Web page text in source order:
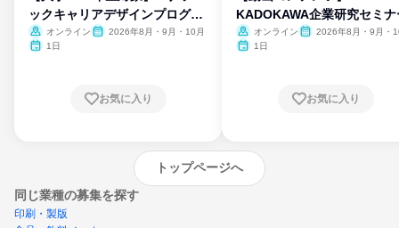
ックキャリアデザインプログラ
ム
オンライン
2026年8月・9月・10月
1日
お気に入り
KADOKAWA企業研究セミナ
オンライン
2026年8月・9月・
1日
お気に入り
トップページへ
同じ業種の募集を探す
印刷・製版